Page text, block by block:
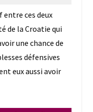
entre ces deux
de la Croatie qui
une chance de
défensives
eux aussi avoir